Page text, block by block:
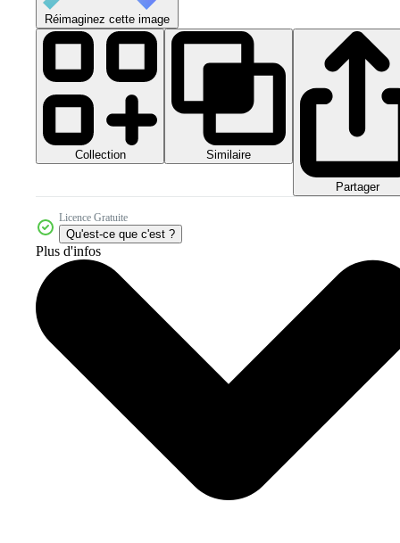
Réimaginez cette image
Collection Similaire
Partager
Licence Gratuite
Qu'est-ce que c'est ?
Plus d'infos